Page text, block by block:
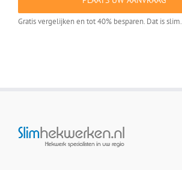
Gratis vergelijken en tot 40% besparen. Dat is slim.